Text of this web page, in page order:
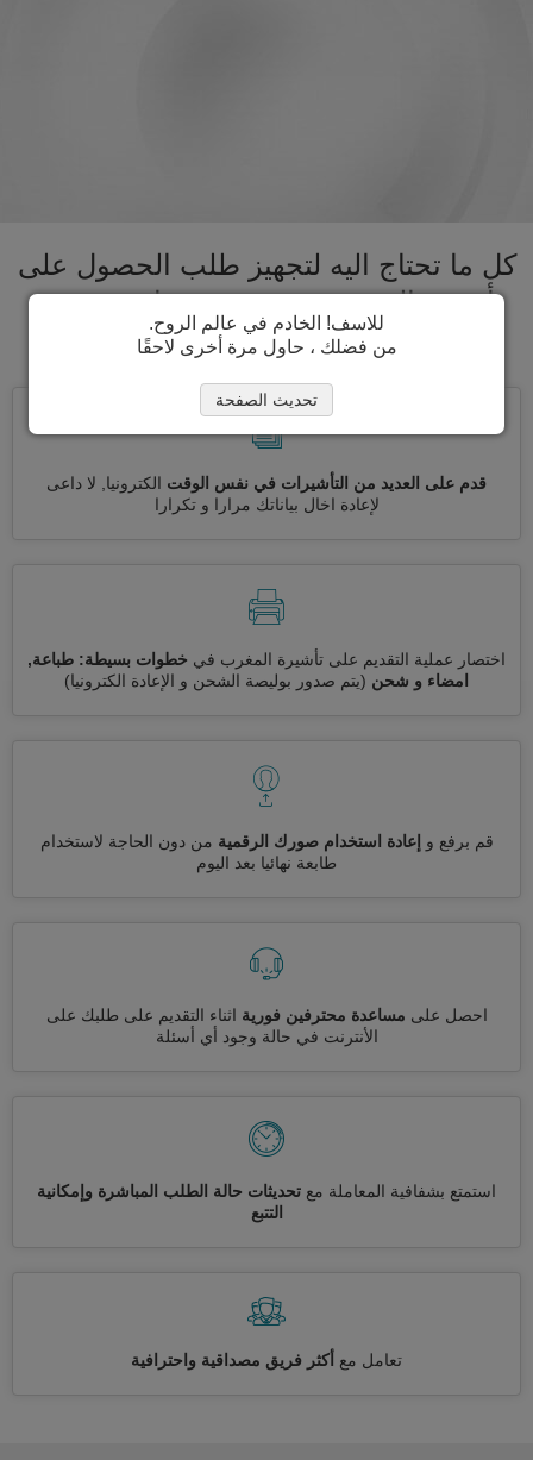
كل ما تحتاج اليه لتجهيز طلب الحصول على
تأشيرة المغرب تحت سقف واحد. تسريع
عملية الحصول على تأشيرة المغرب
قدم على العديد من التأشيرات في نفس الوقت الكترونيا, لا داعى
لإعادة اخال بياناتك مرارا و تكرارا
اختصار عملية التقديم على تأشيرة المغرب في خطوات بسيطة: طباعة,
امضاء و شحن (يتم صدور بوليصة الشحن و الإعادة الكترونيا)
قم برفع و إعادة استخدام صورك الرقمية من دون الحاجة لاستخدام
طابعة نهائيا بعد اليوم
احصل على مساعدة محترفين فورية اثناء التقديم على طلبك على
الأنترنت في حالة وجود أي أسئلة
استمتع بشفافية المعاملة مع تحديثات حالة الطلب المباشرة وإمكانية
التتبع
تعامل مع أكثر فريق مصداقية واحترافية
للاسف! الخادم في عالم الروح.
من فضلك ، حاول مرة أخرى لاحقًا
تحديث الصفحة